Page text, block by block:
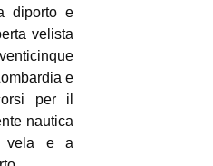
diporto e
velista
e
per il
nautica
vela e a